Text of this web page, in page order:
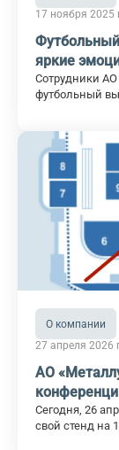
17 ноября 2025
яркие
Сотрудники
футбольный
Для многих
крупного
настоящему
О компании
27 апреля 2026
АО
Санкт-
Сегодня, 26
свой стенд на